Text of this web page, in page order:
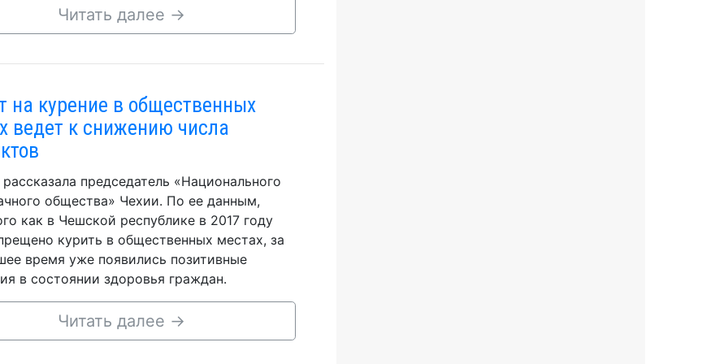
Читать далее →
на курение в общественных
ведет к снижению числа
председатель «Национального
общества» Чехии. По ее данным,
как в Чешской республике в 2017 году
курить в общественных местах, за
время уже появились позитивные
в состоянии здоровья граждан.
Читать далее →